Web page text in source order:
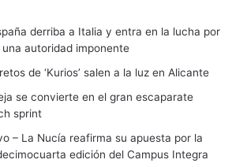
derriba a Italia y entra en la lucha por
autoridad imponente
de ‘Kurios’ salen a la luz en Alicante
se convierte en el gran escaparate
sprint
– La Nucía reafirma su apuesta por la
edición del Campus Integra